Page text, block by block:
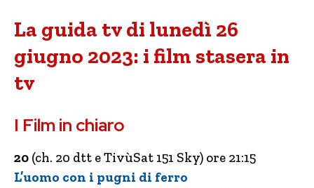
La guida tv di lunedì 26
giugno 2023: i film stasera in
tv
I Film in chiaro
20 (ch. 20 dtt e TivùSat 151 Sky) ore 21:15
L’uomo con i pugni di ferro